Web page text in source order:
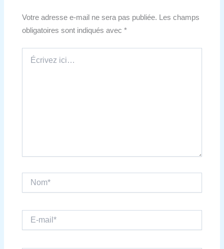
Votre adresse e-mail ne sera pas publiée.
Les champs
obligatoires sont indiqués avec*
ici…
mail*